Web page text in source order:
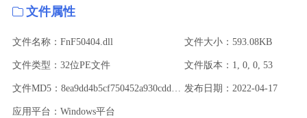
文件属性
文件名称：FnF50404.dll 文件大小：593.08KB
文件类型：32位PE文件 文件版本：1, 0, 0, 53
文件MD5：8ea9dd4b5cf750452a930cddff2e23ba 发布日期：2022-04-17
应用平台：Windows平台